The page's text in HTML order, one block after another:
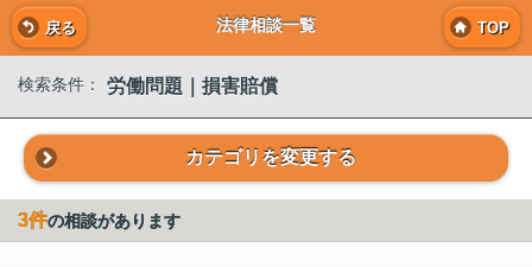
戻る 法律相談一覧 TOP
検索条件： 労働問題｜損害賠償
カテゴリを変更する
3件の相談があります